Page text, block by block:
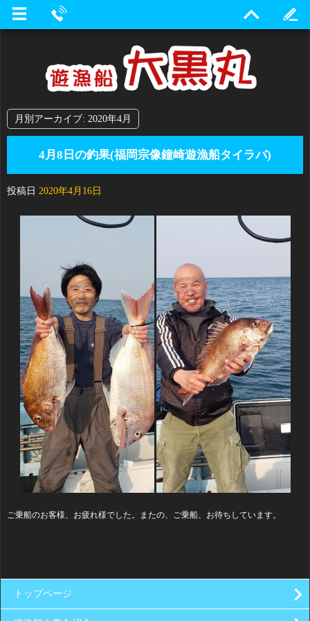
月別アーカイブ: 2020年4月
4月8日の釣果(福岡宗像鐘崎遊漁船タイラバ)
投稿日 2020年4月16日
ご乗船のお客様、お疲れ様でした。またの、ご乗船、お待ちしています。
トップページ